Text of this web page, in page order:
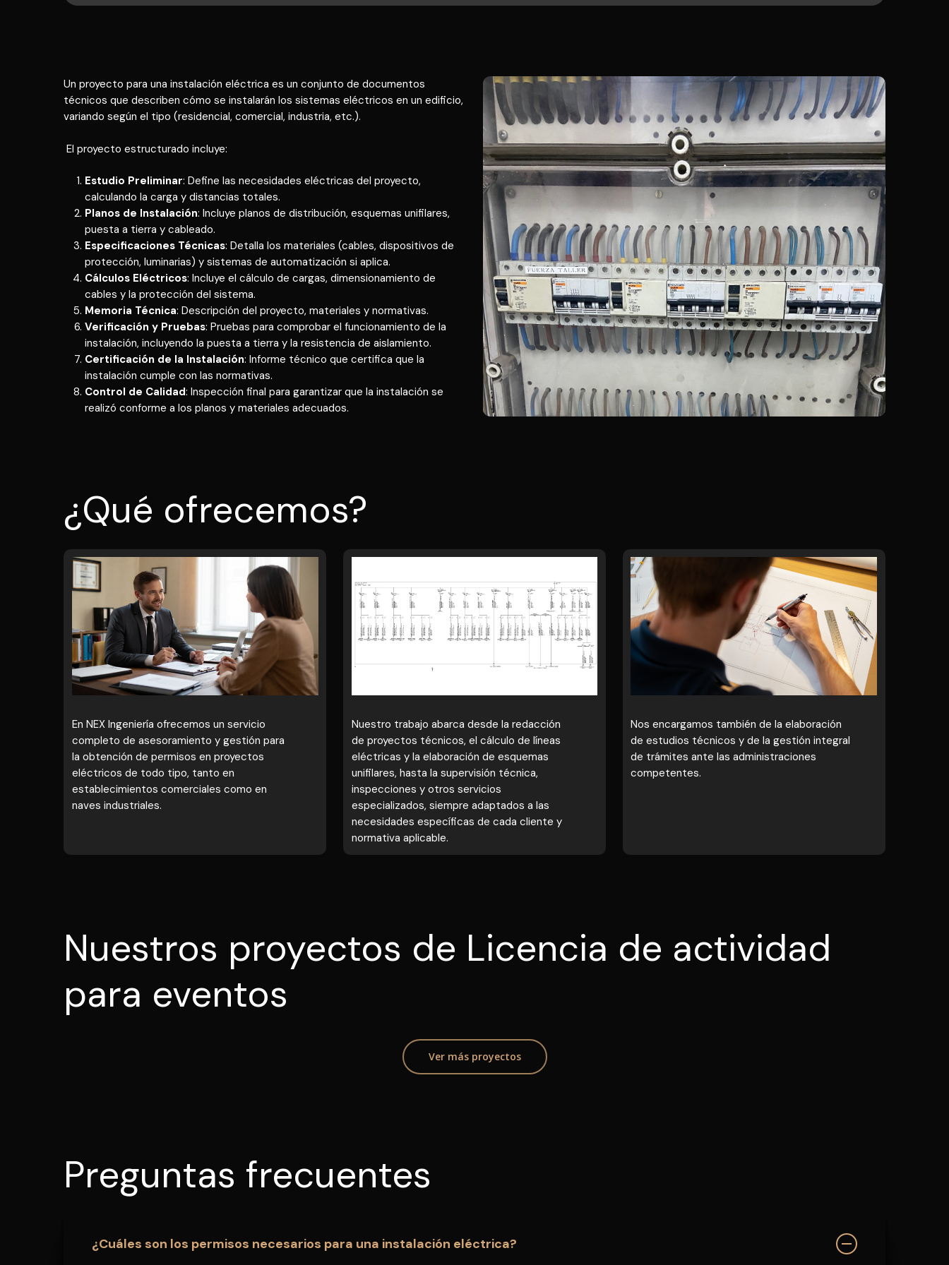
Un proyecto para una instalación eléctrica es un conjunto de documentos
técnicos que describen cómo se instalarán los sistemas eléctricos en un edificio,
variando según el tipo (residencial, comercial, industria, etc.).
El proyecto estructurado incluye:
Estudio Preliminar: Define las necesidades eléctricas del proyecto,
calculando la carga y distancias totales.
Planos de Instalación: Incluye planos de distribución, esquemas unifilares,
puesta a tierra y cableado.
Especificaciones Técnicas: Detalla los materiales (cables, dispositivos de
protección, luminarias) y sistemas de automatización si aplica.
Cálculos Eléctricos: Incluye el cálculo de cargas, dimensionamiento de
cables y la protección del sistema.
Memoria Técnica: Descripción del proyecto, materiales y normativas.
Verificación y Pruebas: Pruebas para comprobar el funcionamiento de la
instalación, incluyendo la puesta a tierra y la resistencia de aislamiento.
Certificación de la Instalación: Informe técnico que certifica que la
instalación cumple con las normativas.
Control de Calidad: Inspección final para garantizar que la instalación se
realizó conforme a los planos y materiales adecuados.
¿Qué ofrecemos?
En NEX Ingeniería ofrecemos un servicio
completo de asesoramiento y gestión para
la obtención de permisos en proyectos
eléctricos de todo tipo, tanto en
establecimientos comerciales como en
naves industriales.
Nuestro trabajo abarca desde la redacción
de proyectos técnicos, el cálculo de líneas
eléctricas y la elaboración de esquemas
unifilares, hasta la supervisión técnica,
inspecciones y otros servicios
especializados, siempre adaptados a las
necesidades específicas de cada cliente y
normativa aplicable.
Nos encargamos también de la elaboración
de estudios técnicos y de la gestión integral
de trámites ante las administraciones
competentes.
Nuestros proyectos de Licencia de actividad
para eventos
Ver más proyectos
Preguntas frecuentes
¿Cuáles son los permisos necesarios para una instalación eléctrica?